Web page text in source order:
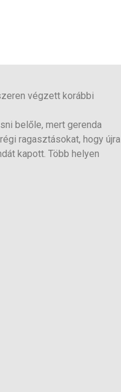
végzett korábbi
belőle, mert gerenda
ragasztásokat, hogy újra
kapott. Több helyen